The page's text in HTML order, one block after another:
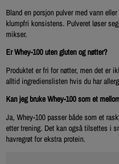
Bland en porsjon pulver med vann
klumpfri konsistens. Pulveret løser
mikser.
Er Whey-100 uten gluten og nøtter?
Produktet er fri for nøtter, men det er
alltid ingredienslisten hvis du har
Kan jeg bruke Whey-100 som et
Ja, Whey-100 passer både som et
etter trening. Det kan også tilsettes i
havregrøt for ekstra protein.